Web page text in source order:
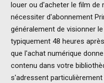
louer ou d'acheter le film de
nécessiter d'abonnement
généralement de visionner
typiquement 48 heures
que l'achat numérique
contenu dans votre
s'adressent